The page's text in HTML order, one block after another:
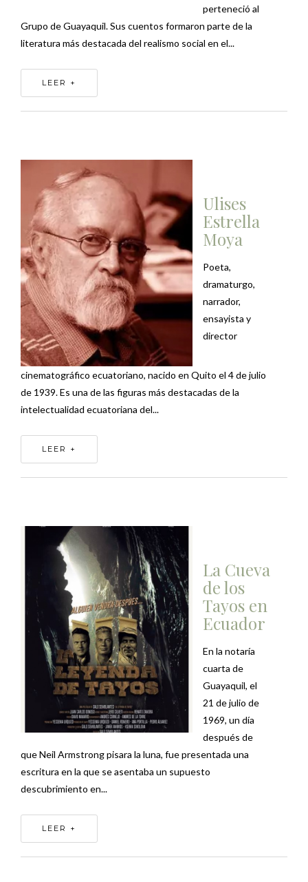
perteneció al
Grupo de Guayaquil. Sus cuentos formaron parte de la
literatura más destacada del realismo social en el...
LEER +
Ulises
Estrella
Moya
Poeta,
dramaturgo,
narrador,
ensayista y
director
cinematográfico ecuatoriano, nacido en Quito el 4 de julio
de 1939. Es una de las figuras más destacadas de la
intelectualidad ecuatoriana del...
LEER +
La Cueva
de los
Tayos en
Ecuador
En la notaría
cuarta de
Guayaquil, el
21 de julio de
1969, un día
después de
que Neil Armstrong pisara la luna, fue presentada una
escritura en la que se asentaba un supuesto
descubrimiento en...
LEER +